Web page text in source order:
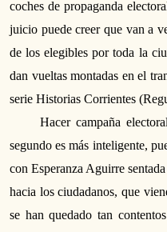
coches de propaganda
juicio puede creer que van a
de los elegibles por toda la
dan vueltas montadas en el
serie Historias Corrientes
Hacer campaña
segundo es más inteligente,
con Esperanza Aguirre
hacia los ciudadanos, que
se han quedado tan